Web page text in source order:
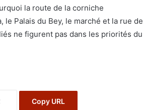
la route de la corniche
Palais du Bey, le marché et la rue de
ne figurent pas dans les priorités du
Copy URL